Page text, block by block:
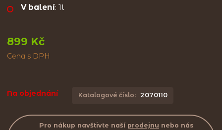
V balení: 1l
899 Kč
Cena s DPH
Na objednání Katalogové číslo: 2070110
Pro nákup navštivte naší prodejnu nebo nás